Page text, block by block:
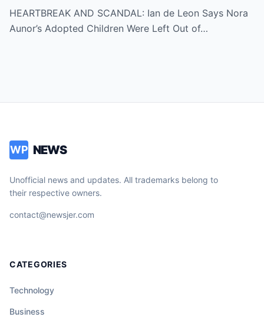
Adopted Children Were Written Out of the
Inheritance – ‘Not a Single Centavo!’ – Is
HEARTBREAK AND SCANDAL: Ian de Leon Says Nora
Aunor’s Adopted Children Were Left Out of…
WP NEWS
Unofficial news and updates. All trademarks belong to
their respective owners.
contact@newsjer.com
CATEGORIES
Technology
Business